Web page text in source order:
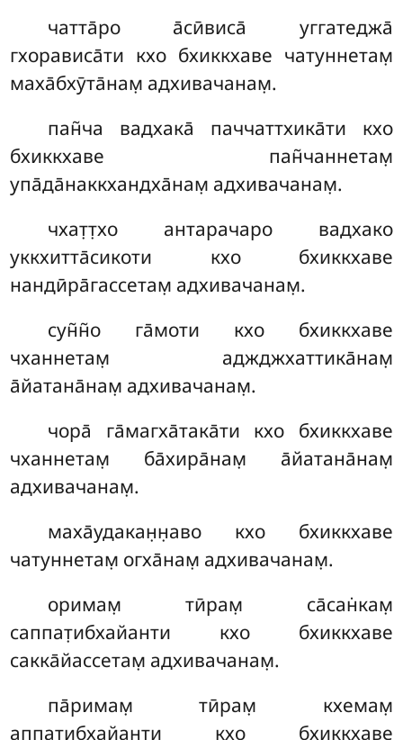
чатта̄ро а̄сӣвиса̄ уггатеджа̄
гхорависа̄ти кхо бхиккхаве чатуннетам̣
маха̄бхӯта̄нам̣ адхивачанам̣.
пан̃ча вадхака̄ паччаттхика̄ти кхо
бхиккхаве пан̃чаннетам̣
упа̄да̄наккхандха̄нам̣ адхивачанам̣.
чхат̣т̣хо антарачаро вадхако
уккхитта̄сикоти кхо бхиккхаве
нандӣра̄гассетам̣ адхивачанам̣.
сун̃н̃о га̄моти кхо бхиккхаве
чханнетам̣ аджджхаттика̄нам̣
а̄йатана̄нам̣ адхивачанам̣.
чора̄ га̄магха̄така̄ти кхо бхиккхаве
чханнетам̣ ба̄хира̄нам̣ а̄йатана̄нам̣
адхивачанам̣.
маха̄удакан̣н̣аво кхо бхиккхаве
чатуннетам̣ огха̄нам̣ адхивачанам̣.
оримам̣ тӣрам̣ са̄сан̇кам̣
саппат̣ибхайанти кхо бхиккхаве
сакка̄йассетам̣ адхивачанам̣.
па̄римам̣тӣрам̣ кхемам̣
аппат̣ибхайанти кхо бхиккхаве